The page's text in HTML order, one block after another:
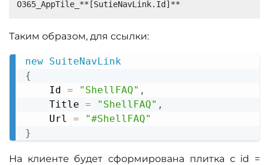
Таким образом, для ссылки:
new SuiteNavLink
{
    Id
= "ShellFAQ" ,
    Title
= "ShellFAQ" ,
    Url
=
"#ShellFAQ"
}
На клиенте будет сформирована плитка с id =